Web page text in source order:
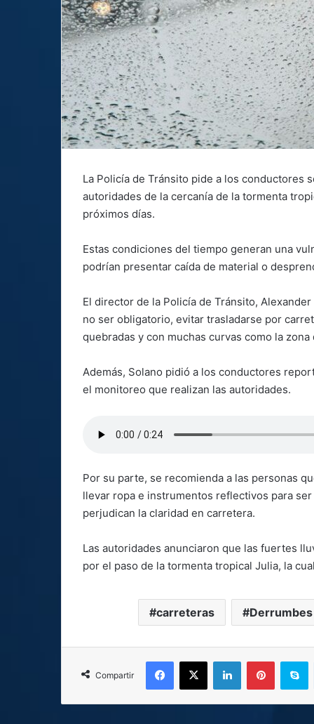
La Policía de Tránsito pide a los conductores
autoridades de la cercanía de la tormenta
próximos días.
Estas condiciones del tiempo generan una
podrían presentar caída de material o
El director de la Policía de Tránsito,
no ser obligatorio, evitar trasladarse por
quebradas y con muchas curvas como la zona
Además, Solano pidió a los conductores
el monitoreo que realizan las autoridades.
Por su parte, se recomienda a las personas
llevar ropa e instrumentos reflectivos para
perjudican la claridad en carretera.
Las autoridades anunciaron que las fuertes
por el paso de la tormenta tropical Julia, la
carreteras Derrumbes
Compartir
Facebook
X LinkedInPinterest